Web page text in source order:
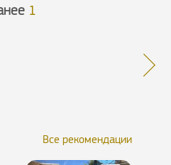
1
Все рекомендации